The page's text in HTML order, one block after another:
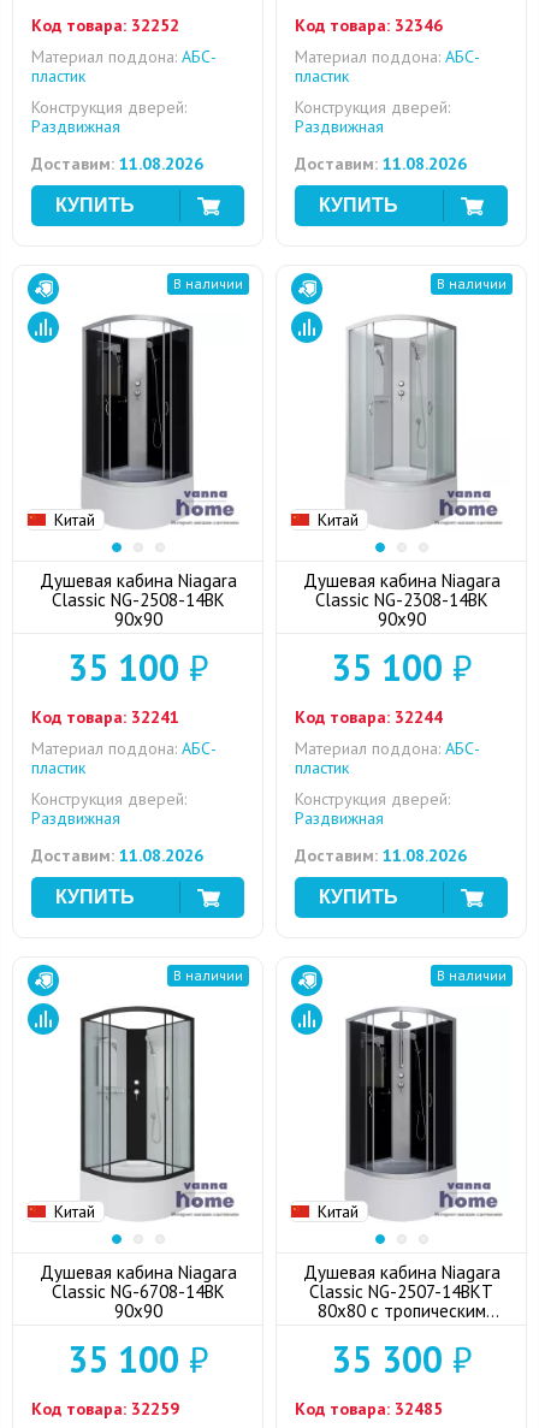
Код товара: 32252
Материал поддона: АБС-
пластик
Конструкция дверей:
Раздвижная
Доставим: 11.08.2026
Код товара: 32346
Материал поддона: АБС-
пластик
Конструкция дверей:
Раздвижная
Доставим: 11.08.2026
Китай
В наличии
Душевая кабина Niagara
Classic NG-2508-14BK
90x90
35 100 ₽
Код товара: 32241
Материал поддона: АБС-
пластик
Конструкция дверей:
Раздвижная
Доставим: 11.08.2026
Китай
В наличии
Душевая кабина Niagara
Classic NG-2308-14BK
90x90
35 100 ₽
Код товара: 32244
Материал поддона: АБС-
пластик
Конструкция дверей:
Раздвижная
Доставим: 11.08.2026
Китай
В наличии
Душевая кабина Niagara
Classic NG-6708-14BK
90x90
35 100 ₽
Код товара: 32259
Китай
В наличии
Душевая кабина Niagara
Classic NG-2507-14BKT
80x80 с тропическим
35 300 ₽
Код товара: 32485